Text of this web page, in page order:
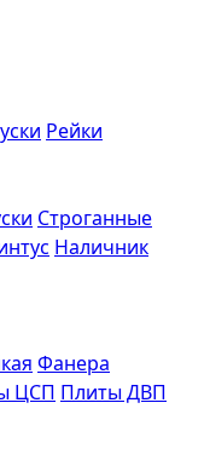
Рейки
Строганные
Наличник
Фанера
ЦСП Плиты ДВП